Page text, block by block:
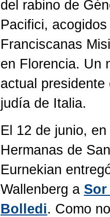
del rabino de
Pacifici,
Franciscanas
en Florencia. Un
actual
judía de Italia.
El 12 de junio,
Hermanas de
Eurnekian
Wallenberg a
Bolledi. Como